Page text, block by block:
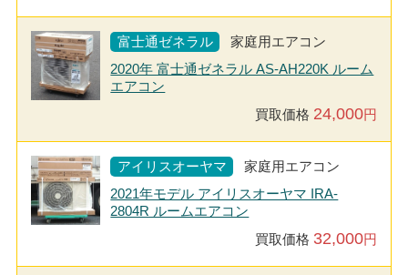
富士通ゼネラル
家庭用エアコン
2020年 富士通ゼネラル AS-AH220K ルーム
エアコン
買取価格 24,000円
アイリスオーヤマ
家庭用エアコン
2021年モデル アイリスオーヤマ IRA-
2804R ルームエアコン
買取価格 32,000円